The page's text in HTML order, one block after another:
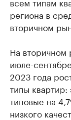
региона в
вторичном
На вторичном
июле-
2023 года
типы квартир:
типовые на
низкого